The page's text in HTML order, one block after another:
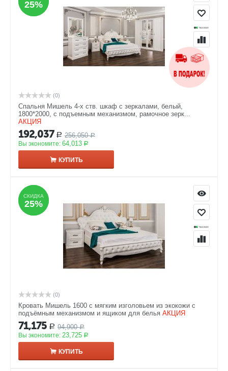
25%
25%
(0)
Спальня Мишель 4-х ств. шкаф с зеркалами, белый,
1800*2000, с подъемным механизмом, рамочное зерк...
АКЦИЯ
192,037 Р 256,050 Р
Вы экономите: 64,013 Р
КУПИТЬ
СКИДКА
25%
СКИДКА
25%
(0)
Кровать Мишель 1600 с мягким изголовьем из экокожи с
подъёмным механизмом и ящиком для белья АКЦИЯ
71,175 Р 94,900 Р
Вы экономите: 23,725 Р
КУПИТЬ